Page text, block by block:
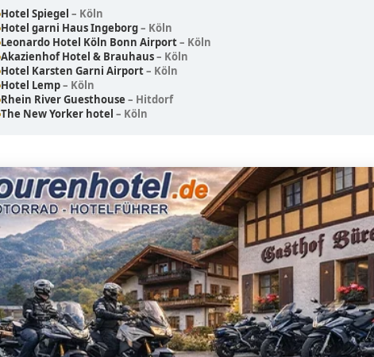
Hotel Spiegel – Köln
Hotel garni Haus Ingeborg– Köln
Leonardo Hotel Köln Bonn Airport– Köln
Akazienhof Hotel & Brauhaus– Köln
Hotel Karsten Garni Airport– Köln
Hotel Lemp– Köln
Rhein River Guesthouse – Hitdorf
The New Yorker hotel – Köln